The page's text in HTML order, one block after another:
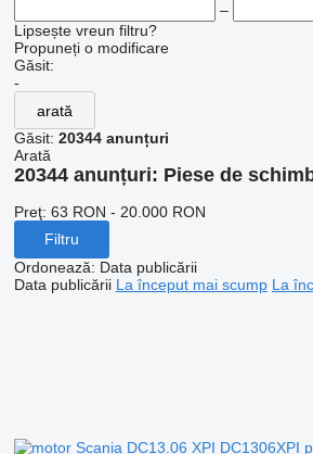
–
Lipsește vreun filtru?
Propuneți o modificare
Găsit:
-
arată
Găsit: 20344 anunțuri
Arată
20344 anunțuri: Piese de
Preţ: 63 RON - 20.000 RON
Filtru
Ordonează: Data publicării
Data publicării La început mai scump La